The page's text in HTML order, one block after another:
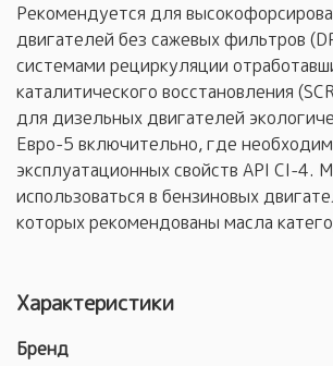
Рекомендуется для
двигателей без сажевых фильтров
системами рециркуляции
каталитического восстановления
для дизельных двигателей
Евро-5 включительно, где
эксплуатационных свойств API CI-4.
использоваться в бензиновых
которых рекомендованы масла
Характеристики
Бренд